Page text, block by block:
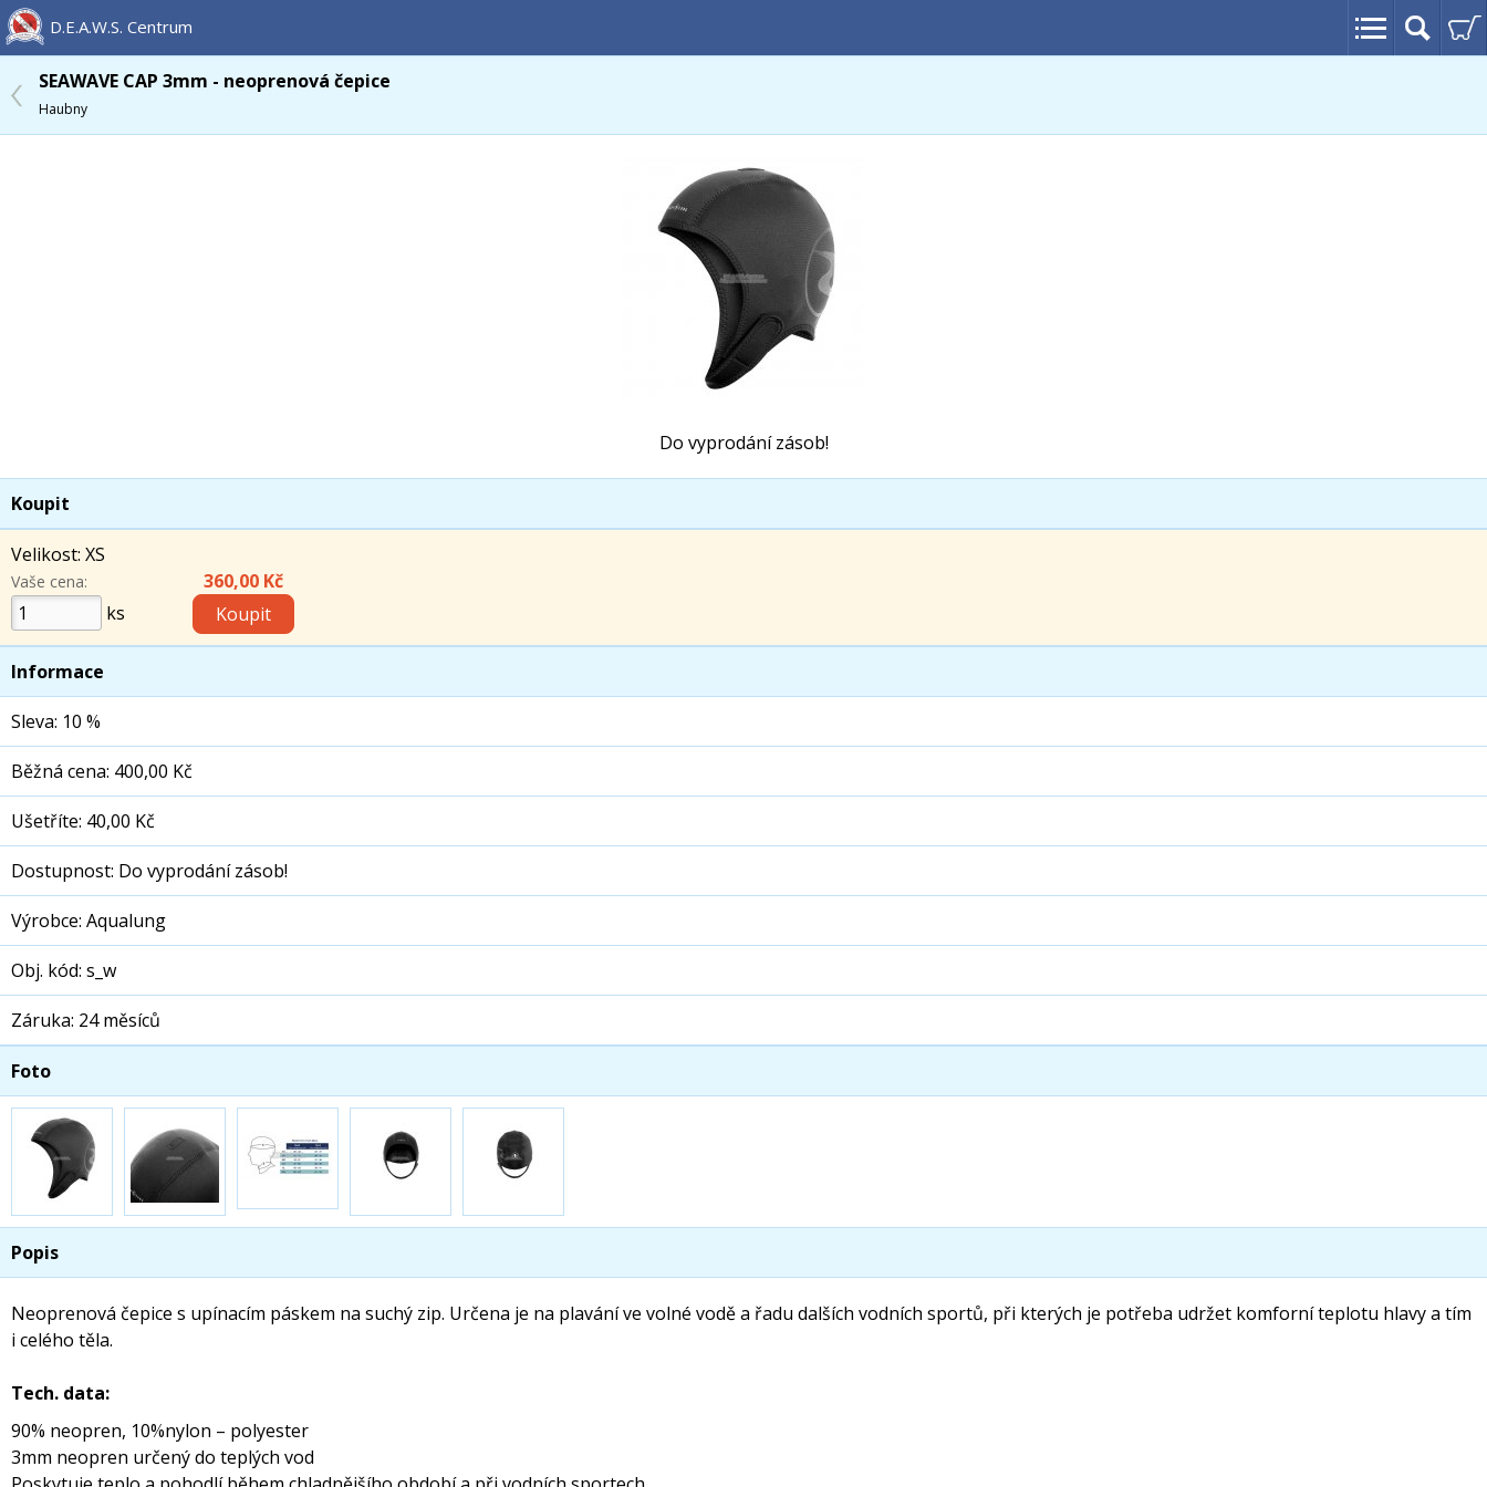
D.E.A.W.S. Centrum
SEAWAVE CAP 3mm - neoprenová čepice
Haubny
Do vyprodání zásob!
Koupit
Velikost: XS
Vaše cena:
ks
360,00 Kč
Informace
Sleva: 10 %
Běžná cena: 400,00 Kč
Ušetříte: 40,00 Kč
Dostupnost: Do vyprodání zásob!
Výrobce: Aqualung
Obj. kód: s_w
Záruka: 24 měsíců
Foto
Popis
Neoprenová čepice s upínacím páskem na suchý zip. Určena je na plavání ve volné vodě a řadu dalších vodních sportů, při kterých je potřeba udržet komforní teplotu hlavy a tím
i celého těla.
Tech. data:
90% neopren, 10%nylon – polyester
3mm neopren určený do teplých vod